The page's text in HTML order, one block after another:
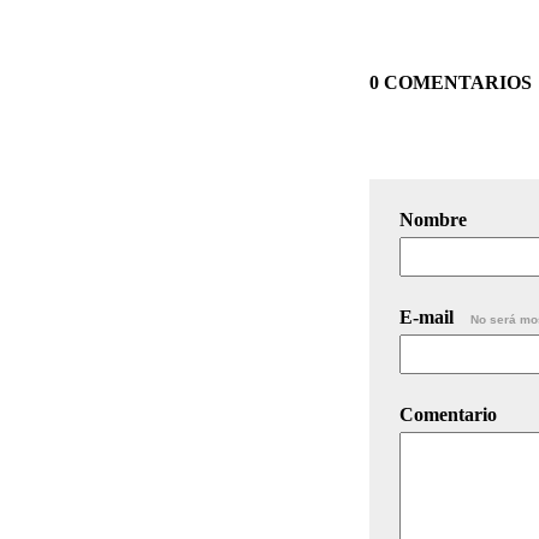
0 COMENTARIOS
Nombre
E-mail No será
Comentario